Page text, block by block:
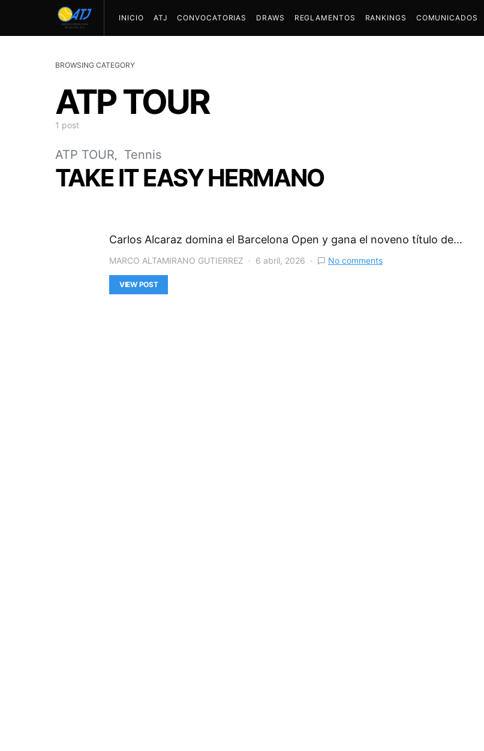
INICIO ATJ CONVOCATORIAS DRAWS REGLAMENTOS RANKINGS COMUNICADOS
BROWSING CATEGORY
ATP TOUR
1 post
ATP TOUR Tennis
TAKE IT EASY HERMANO
Carlos Alcaraz domina el Barcelona Open y gana el noveno título de…
MARCO ALTAMIRANO GUTIERREZ 6 abril, 2026 No comments
VIEW POST